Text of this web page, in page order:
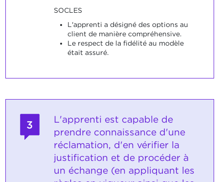
SOCLES
L'apprenti a désigné des options au
client de manière compréhensive.
Le respect de la fidélité au modèle
était assuré.
3
L'apprenti est capable de
prendre connaissance d'une
réclamation, d'en vérifier la
justification et de procéder à
un échange (en appliquant les